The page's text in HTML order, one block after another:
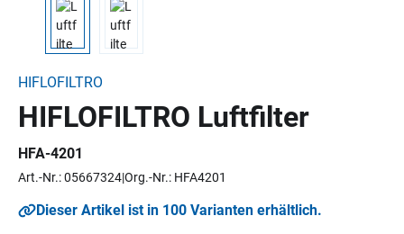
HIFLOFILTRO
HIFLOFILTRO Luftfilter
HFA-4201
Art.-Nr.: 05667324Org.-Nr.: HFA4201
Dieser Artikel ist in 100 Varianten erhältlich.